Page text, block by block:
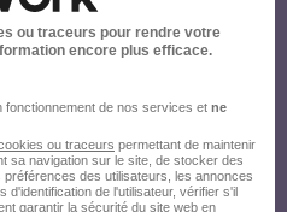
ou traceurs pour rendre votre
encore plus efficace.
de nos services et ne
ou traceurs permettant de maintenir
sa navigation sur le site, de stocker des
des utilisateurs, les annonces
de l'utilisateur, vérifier s'il
garantir la sécurité du site web en